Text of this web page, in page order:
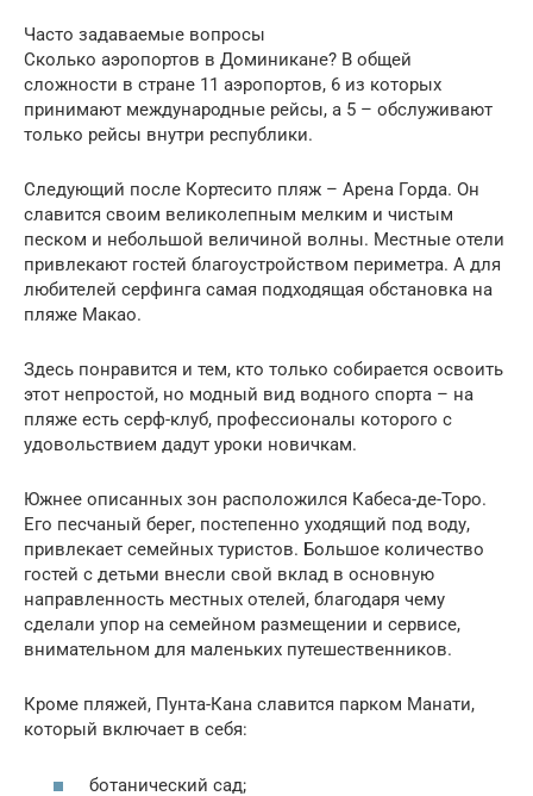
Часто задаваемые вопросы
Сколько аэропортов в Доминикане? В общей
сложности в стране 11 аэропортов, 6 из которых
принимают международные рейсы, а 5 – обслуживают
только рейсы внутри республики.
Следующий после Кортесито пляж – Арена Горда. Он
славится своим великолепным мелким и чистым
песком и небольшой величиной волны. Местные отели
привлекают гостей благоустройством периметра. А для
любителей серфинга самая подходящая обстановка на
пляже Макао.
Здесь понравится и тем, кто только собирается освоить
этот непростой, но модный вид водного спорта – на
пляже есть серф-клуб, профессионалы которого с
удовольствием дадут уроки новичкам.
Южнее описанных зон расположился Кабеса-де-Торо.
Его песчаный берег, постепенно уходящий под воду,
привлекает семейных туристов. Большое количество
гостей с детьми внесли свой вклад в основную
направленность местных отелей, благодаря чему
сделали упор на семейном размещении и сервисе,
внимательном для маленьких путешественников.
Кроме пляжей, Пунта-Кана славится парком Манати,
который включает в себя:
ботанический сад;